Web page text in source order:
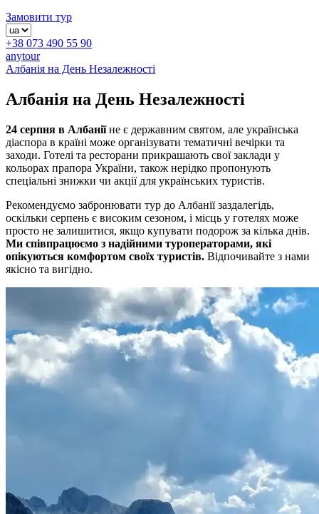
Замовити тур
+38 073 490 55 90
anytour
Албанія на День Незалежності
Албанія на День Незалежності
24 серпня в Албаніїне є державним святом, але українська
діаспора в країні може організувати тематичні вечірки та
заходи. Готелі та ресторани прикрашають свої заклади у
кольорах прапора України, також нерідко пропонують
спеціальні знижки чи акції для українських туристів.
Рекомендуємо забронювати тур до Албанії заздалегідь,
оскільки серпень є високим сезоном, і місць у готелях може
просто не залишитися, якщо купувати подорож за кілька днів.
Ми співпрацюємо з надійними туроператорами, які
опікуються комфортом своїх туристів. Відпочивайте з нами
якісно та вигідно.